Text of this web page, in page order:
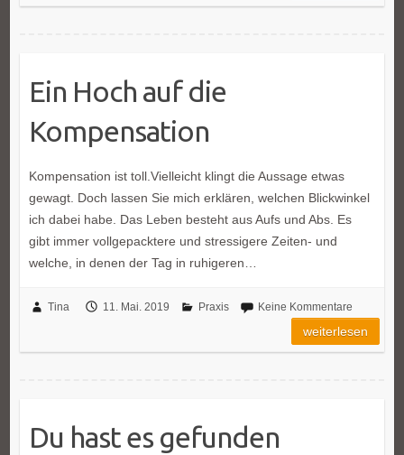
Ein Hoch auf die
Kompensation
Kompensation ist toll.Vielleicht klingt die Aussage etwas
gewagt. Doch lassen Sie mich erklären, welchen Blickwinkel
ich dabei habe. Das Leben besteht aus Aufs und Abs. Es
gibt immer vollgepacktere und stressigere Zeiten- und
welche, in denen der Tag in ruhigeren…
Tina 11. Mai. 2019 Praxis Keine Kommentare
weiterlesen
Du hast es gefunden